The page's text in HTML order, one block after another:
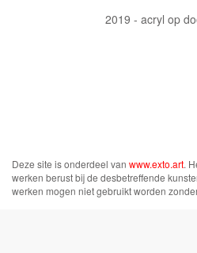
2019 - acryl op
Deze site is onderdeel van www.exto.art.
werken berust bij de desbetreffende
werken mogen niet gebruikt worden